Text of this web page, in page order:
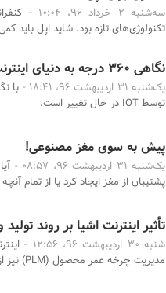
سه‌شنبه 2 خرداد 96، 10:04 -
تکنولوژی‌های تازه بود. شاید اپل
نگاهی ۳۶۰ درجه به دنیای اینترنت اشیا
یک‌شنبه 31 اردیبهشت 96، 18:41 -
با
توسط IOT در حال تغییر است.
پیش به سوی مغز مصنوعی!
یک‌شنبه 31 اردیبهشت 96، 08:57 -
پشتیبان از مغز ایجاد کرد یا از تمام
تأثیر اینترنت اشیا بر روند
شنبه 30 اردیبهشت 96، 12:56 -
مدیریت چرخه عمر محصول (PLM) نیز از این قاعده مستثنا نیست ...